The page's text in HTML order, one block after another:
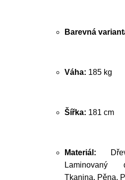
Barevná
Váha: 185 kg
Šířka: 181 cm
Materiál:
Laminovaný
Tkanina, Pěna,